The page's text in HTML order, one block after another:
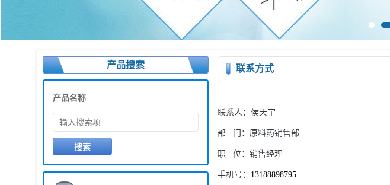
产品搜索
产品名称
联系方式
联系人： 侯天宇
部 门： 原料药销售部
职 位： 销售经理
手机号： 13188898795